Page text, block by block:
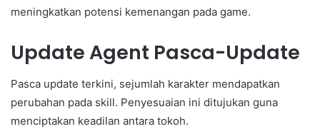
meningkatkan potensi kemenangan pada game.
Update Agent Pasca-Update
Pasca update terkini, sejumlah karakter mendapatkan
perubahan pada skill. Penyesuaian ini ditujukan guna
menciptakan keadilan antara tokoh.